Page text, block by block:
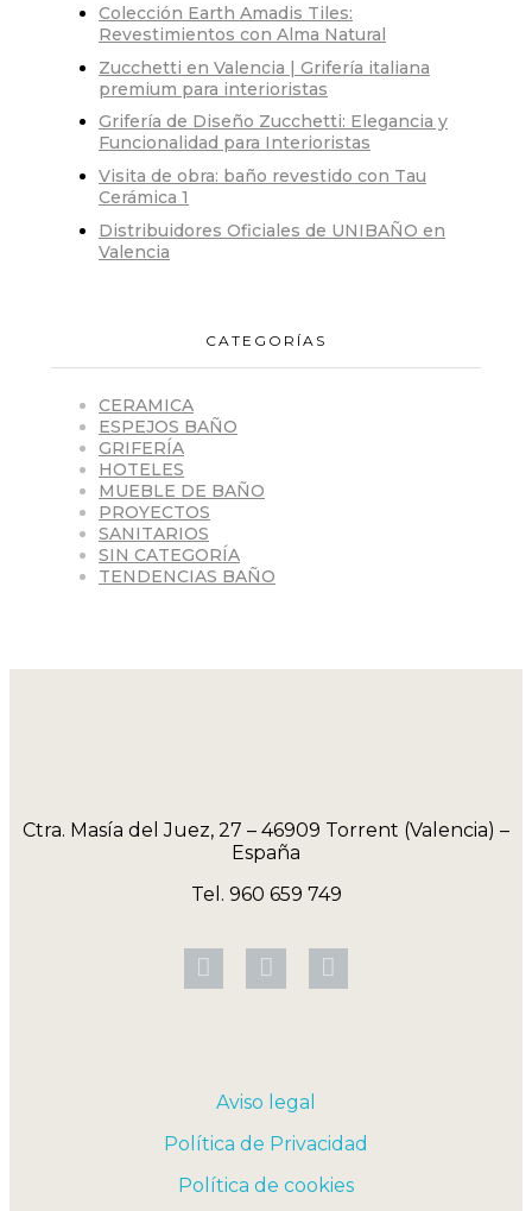
Colección Earth Amadis Tiles:
Revestimientos con Alma Natural
Zucchetti en Valencia | Grifería italiana
premium para interioristas
Grifería de Diseño Zucchetti: Elegancia y
Funcionalidad para Interioristas
Visita de obra: baño revestido con Tau
Cerámica 1
Distribuidores Oficiales de UNIBAÑO en
Valencia
CATEGORÍAS
CERAMICA
ESPEJOS BAÑO
GRIFERÍA
HOTELES
MUEBLE DE BAÑO
PROYECTOS
SANITARIOS
SIN CATEGORÍA
TENDENCIAS BAÑO
Ctra. Masía del Juez, 27 – 46909 Torrent (Valencia) –
España
Tel. 960 659 749
Aviso legal
Política de Privacidad
Política de cookies